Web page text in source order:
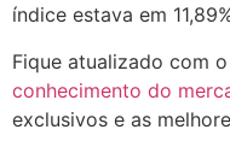
índice estava em
Fique atualizado com
conhecimento do
exclusivos e as